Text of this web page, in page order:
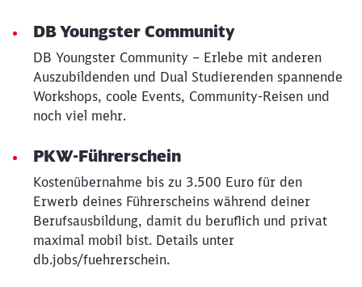
DB Youngster Community
DB Youngster Community – Erlebe mit anderen
Auszubildenden und Dual Studierenden spannende
Workshops, coole Events, Community-Reisen und
noch viel mehr.
PKW-Führerschein
Kostenübernahme bis zu 3.500 Euro für den
Erwerb deines Führerscheins während deiner
Berufsausbildung, damit du beruflich und privat
maximal mobil bist. Details unter
db.jobs/fuehrerschein.